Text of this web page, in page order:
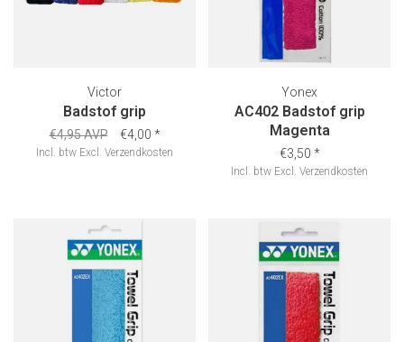
Victor
Badstof grip
€4,95 AVP €4,00 *
Incl. btw Excl. Verzendkosten
Yonex
AC402 Badstof grip
Magenta
€3,50 *
Incl. btw Excl. Verzendkosten